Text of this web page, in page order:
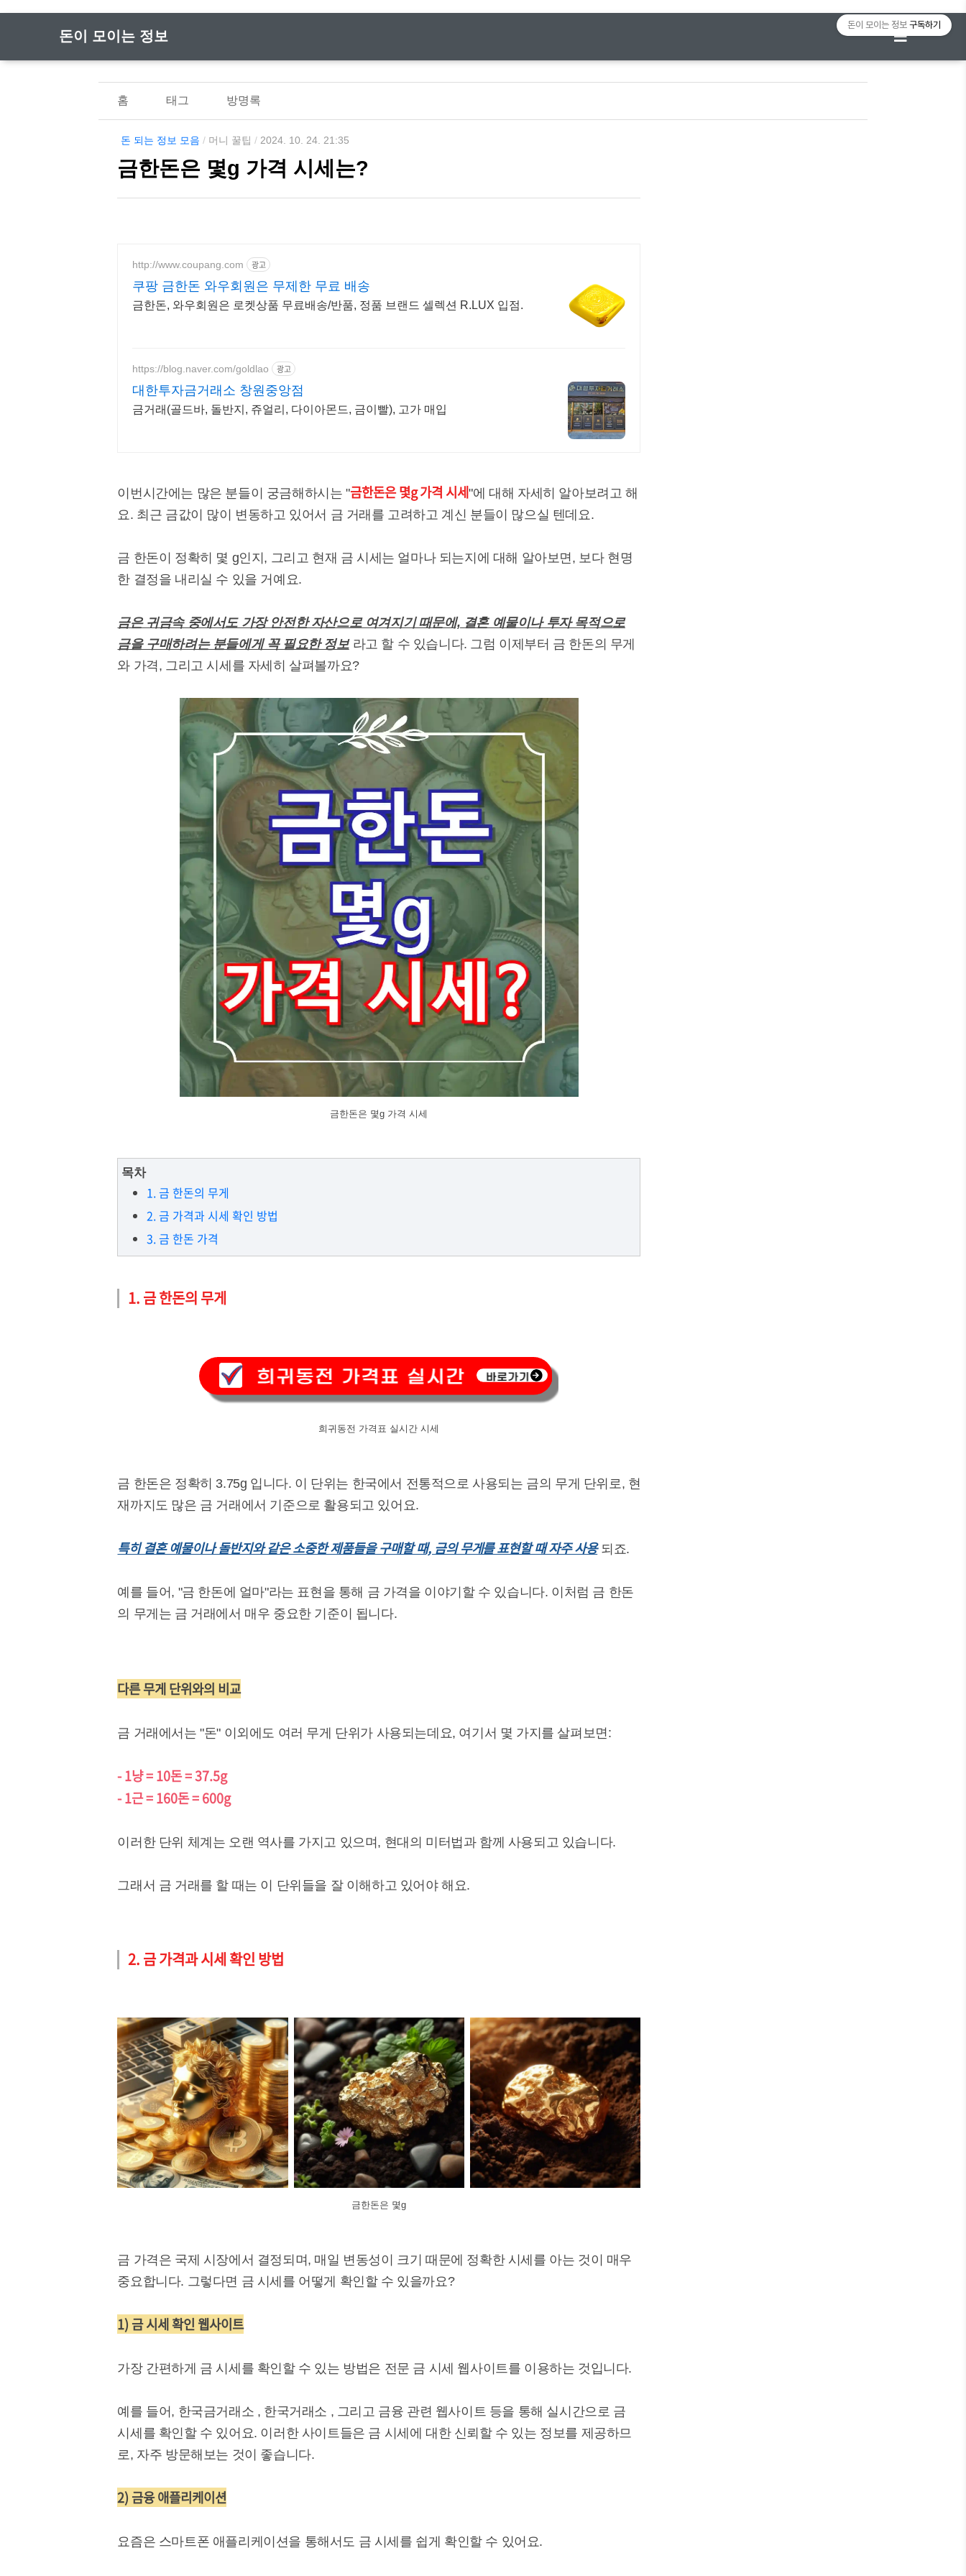
돈이 모이는 정보
홈 태그 방명록
돈 되는 정보 모음 / 머니 꿀팁 / 2024. 10. 24. 21:35
금한돈은 몇g 가격 시세는?
http://www.coupang.com 광고
쿠팡 금한돈 와우회원은 무제한 무료 배송
금한돈, 와우회원은 로켓상품 무료배송/반품, 정품 브랜드 셀렉션 R.LUX 입점.
https://blog.naver.com/goldlao 광고
대한투자금거래소 창원중앙점
금거래(골드바, 돌반지, 쥬얼리, 다이아몬드, 금이빨), 고가 매입
이번시간에는 많은 분들이 궁금해하시는 "금한돈은 몇g 가격 시세"에 대해 자세히 알아보려고 해
요. 최근 금값이 많이 변동하고 있어서 금 거래를 고려하고 계신 분들이 많으실 텐데요.
금 한돈이 정확히 몇 g인지, 그리고 현재 금 시세는 얼마나 되는지에 대해 알아보면, 보다 현명
한 결정을 내리실 수 있을 거예요.
금은 귀금속 중에서도 가장 안전한 자산으로 여겨지기 때문에, 결혼 예물이나 투자 목적으로
금을 구매하려는 분들에게 꼭 필요한 정보 라고 할 수 있습니다. 그럼 이제부터 금 한돈의 무게
와 가격, 그리고 시세를 자세히 살펴볼까요?
금한돈은 몇g 가격 시세
목차
1. 금 한돈의 무게
2. 금 가격과 시세 확인 방법
3. 금 한돈 가격
1. 금 한돈의 무게
희귀동전 가격표 실시간 시세
금 한돈은 정확히 3.75g 입니다. 이 단위는 한국에서 전통적으로 사용되는 금의 무게 단위로, 현
재까지도 많은 금 거래에서 기준으로 활용되고 있어요.
특히 결혼 예물이나 돌반지와 같은 소중한 제품들을 구매할 때, 금의 무게를 표현할 때 자주 사용 되죠.
예를 들어, "금 한돈에 얼마"라는 표현을 통해 금 가격을 이야기할 수 있습니다. 이처럼 금 한돈
의 무게는 금 거래에서 매우 중요한 기준이 됩니다.
다른 무게 단위와의 비교
금 거래에서는 "돈" 이외에도 여러 무게 단위가 사용되는데요, 여기서 몇 가지를 살펴보면:
- 1냥 = 10돈 = 37.5g
- 1근 = 160돈 = 600g
이러한 단위 체계는 오랜 역사를 가지고 있으며, 현대의 미터법과 함께 사용되고 있습니다.
그래서 금 거래를 할 때는 이 단위들을 잘 이해하고 있어야 해요.
2. 금 가격과 시세 확인 방법
금한돈은 몇g
금 가격은 국제 시장에서 결정되며, 매일 변동성이 크기 때문에 정확한 시세를 아는 것이 매우
중요합니다. 그렇다면 금 시세를 어떻게 확인할 수 있을까요?
1) 금 시세 확인 웹사이트
가장 간편하게 금 시세를 확인할 수 있는 방법은 전문 금 시세 웹사이트를 이용하는 것입니다.
예를 들어, 한국금거래소 , 한국거래소 , 그리고 금융 관련 웹사이트 등을 통해 실시간으로 금
시세를 확인할 수 있어요. 이러한 사이트들은 금 시세에 대한 신뢰할 수 있는 정보를 제공하므
로, 자주 방문해보는 것이 좋습니다.
2) 금융 애플리케이션
요즘은 스마트폰 애플리케이션을 통해서도 금 시세를 쉽게 확인할 수 있어요.
돈이 모이는 정보 구독하기